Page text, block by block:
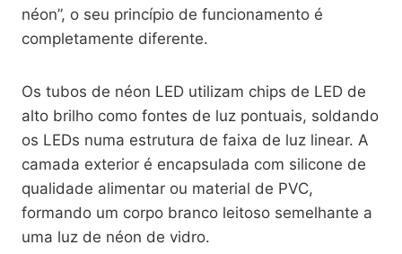
néon”, o seu princípio de funcionamento é
completamente diferente.
Os tubos de néon LED utilizam chips de LED de
alto brilho como fontes de luz pontuais, soldando
os LEDs numa estrutura de faixa de luz linear. A
camada exterior é encapsulada com silicone de
qualidade alimentar ou material de PVC,
formando um corpo branco leitoso semelhante a
uma luz de néon de vidro.